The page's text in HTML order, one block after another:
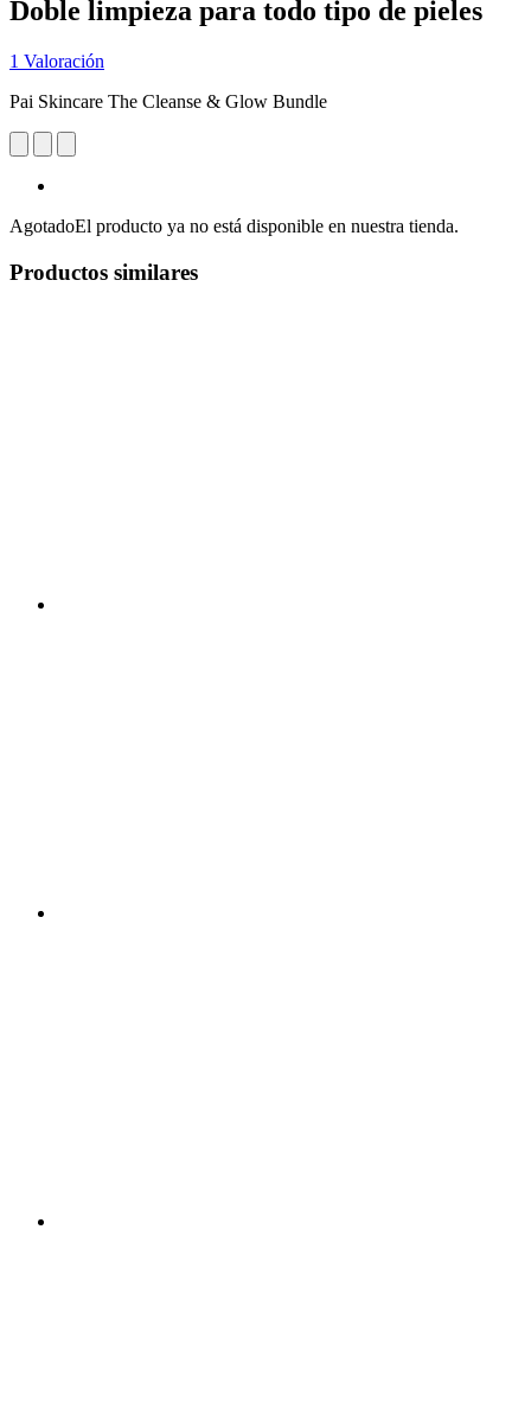
Doble limpieza para todo tipo de pieles
1 Valoración
Pai Skincare The Cleanse & Glow Bundle
AgotadoEl producto ya no está disponible en nuestra tienda.
Productos similares